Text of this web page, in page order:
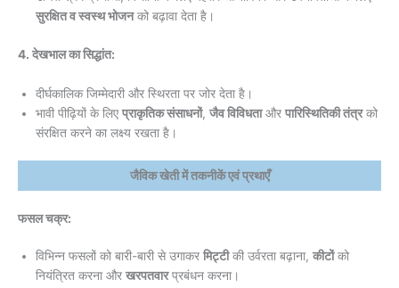
सुरक्षित व स्वस्थ भोजनको बढ़ावा देता है।
4. देखभाल का सिद्धांत:
दीर्घकालिक जिम्मेदारी और स्थिरता पर जोर देता है।
भावी पीढ़ियों के लिए प्राकृतिक संसाधनों, जैव विविधताऔर पारिस्थितिकी तंत्रको
संरक्षित करने का लक्ष्य रखता है।
जैविक खेती में तकनीकें एवं प्रथाएँ
फसल चक्र:
विभिन्न फसलों को बारी-बारी से उगाकर मिट्टीकी उर्वरता बढ़ाना, कीटोंको
नियंत्रित करना और खरपतवारप्रबंधन करना।